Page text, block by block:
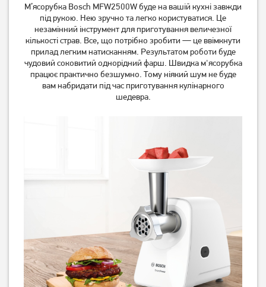
3 899грн 3 999грн
М'ясорубка Grunhelm
AMG240SSJ
3 899грн
М’ясорубка Bosch MFW2500W буде на вашій кухні завжди
під рукою. Нею зручно та легко користуватися. Це
незамінний інструмент для приготування величезної
кількості страв. Все, що потрібно зробити — це ввімкнути
прилад легким натисканням. Результатом роботи буде
чудовий соковитий однорідний фарш. Швидка м'ясорубка
працює практично безшумно. Тому ніякий шум не буде
вам набридати під час приготування кулінарного
шедевра.